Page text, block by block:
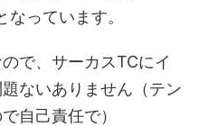
っています。
で、サーカスTCにイ
ないありません（テン
自己責任で）